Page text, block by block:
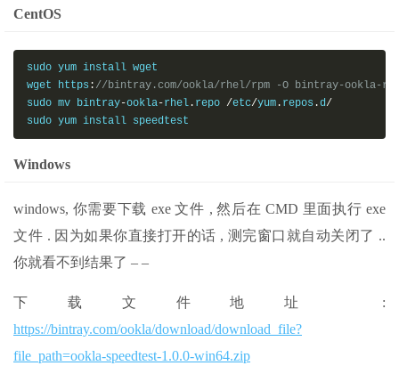
CentOS
sudo yum install wget
wget https : //bintray.com/ookla/rhel/rpm -O bintray-ookla-
sudo mv bintray-ookla-rhel . repo /etc/yum . repos .d/
sudo yum install speedtest
Windows
windows, 你需要下载 exe 文件 , 然后在 CMD 里面执行 exe
文件 . 因为如果你直接打开的话 , 测完窗口就自动关闭了 ..
你就看不到结果了 – –
下载文件地址 :
https://bintray.com/ookla/download/download_file?
file_path=ookla-speedtest-1.0.0-win64.zip